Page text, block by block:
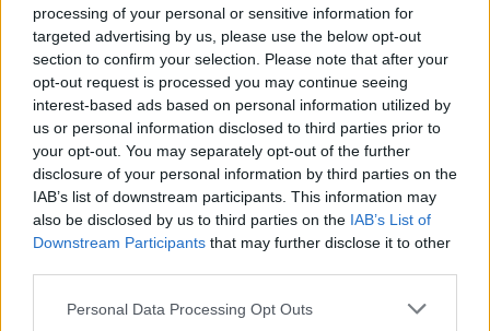
processing of your personal or sensitive information for
targeted advertising by us, please use the below opt-out
section to confirm your selection. Please note that after your
opt-out request is processed you may continue seeing
interest-based ads based on personal information utilized by
us or personal information disclosed to third parties prior to
your opt-out. You may separately opt-out of the further
disclosure of your personal information by third parties on the
IAB’s list of downstream participants. This information may
also be disclosed by us to third parties on the IAB’s List of
Downstream Participants that may further disclose it to other
Personal Data Processing Opt Outs
Jednak zarówno Bóg, jak i przyroda milczą,